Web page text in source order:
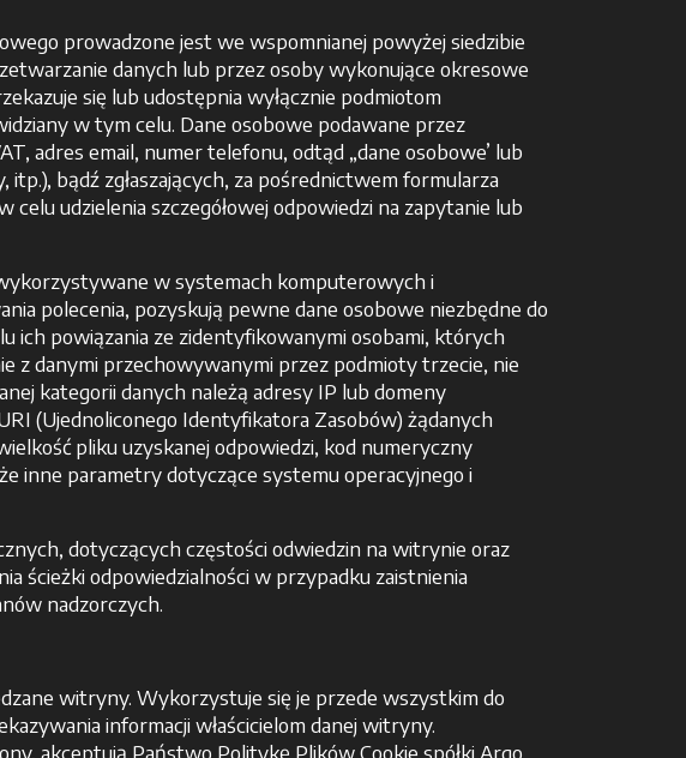
prowadzone jest we wspomnianej powyżej siedzibie
danych lub przez osoby wykonujące okresowe
się lub udostępnia wyłącznie podmiotom
w tym celu. Dane osobowe podawane przez
adres email, numer telefonu, odtąd „dane osobowe’ lub
bądź zgłaszających, za pośrednictwem formularza
udzielenia szczegółowej odpowiedzi na zapytanie lub
w systemach komputerowych i
polecenia, pozyskują pewne dane osobowe niezbędne do
ich powiązania ze zidentyfikowanymi osobami, których
z danymi przechowywanymi przez podmioty trzecie, nie
kategorii danych należą adresy IP lub domeny
(Ujednoliconego Identyfikatora Zasobów) żądanych
pliku uzyskanej odpowiedzi, kod numeryczny
inne parametry dotyczące systemu operacyjnego i
dotyczących częstości odwiedzin na witrynie oraz
ścieżki odpowiedzialności w przypadku zaistnienia
nadzorczych.
witryny. Wykorzystuje się je przede wszystkim do
informacji właścicielom danej witryny.
akceptują Państwo Politykę Plików Cookie spółki Argo